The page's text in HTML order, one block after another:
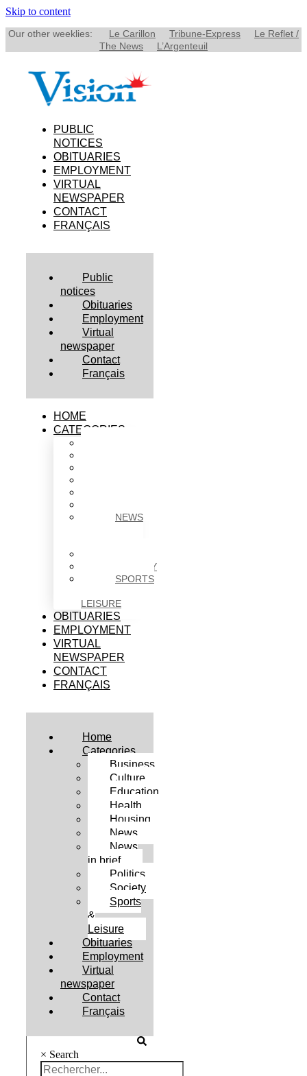
Skip to content
Our other weeklies: Le Carillon Tribune-Express
Le Reflet /
The News
L’Argenteuil
PUBLIC
NOTICES
OBITUARIES
EMPLOYMENT
VIRTUAL
NEWSPAPER
CONTACT
FRANÇAIS
Public
notices
Obituaries
Employment
Virtual
newspaper
Contact
Français
HOME
CATEGORIES
NEWS
SOCIETY
SPORTS
LEISURE
OBITUARIES
EMPLOYMENT
VIRTUAL
NEWSPAPER
CONTACT
FRANÇAIS
Home
Categories
Business
Culture
Education
Health
Housing
News
News
in brief
Politics
Society
Sports
&
Leisure
Obituaries
Employment
Virtual
newspaper
Contact
Français
× Search